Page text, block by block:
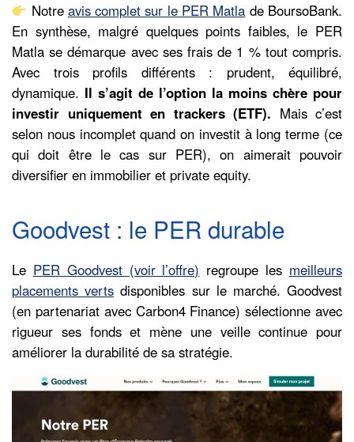
Notre avis complet sur le PER Matla de BoursoBank.
En synthèse, malgré quelques points faibles, le PER
Matla se démarque avec ses frais de 1 % tout compris.
Avec trois profils différents : prudent, équilibré,
dynamique. Il s’agit de l’option la moins chère pour
investir uniquement en trackers (ETF). Mais c’est
selon nous incomplet quand on investit à long terme (ce
qui doit être le cas sur PER), on aimerait pouvoir
diversifier en immobilier et private equity.
Goodvest : le PER durable
Le PER Goodvest (voir l’offre) regroupe les meilleurs
placements verts disponibles sur le marché. Goodvest
(en partenariat avec Carbon4 Finance) sélectionne avec
rigueur ses fonds et mène une veille continue pour
améliorer la durabilité de sa stratégie.